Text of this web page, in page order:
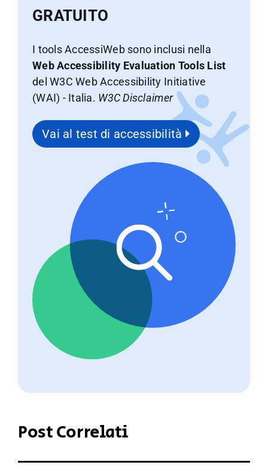
GRATUITO
I tools AccessiWeb sono inclusi nella
Web Accessibility Evaluation Tools List
del W3C Web Accessibility Initiative
(WAI) - Italia. W3C Disclaimer
Vai al test di accessibilità
Post Correlati